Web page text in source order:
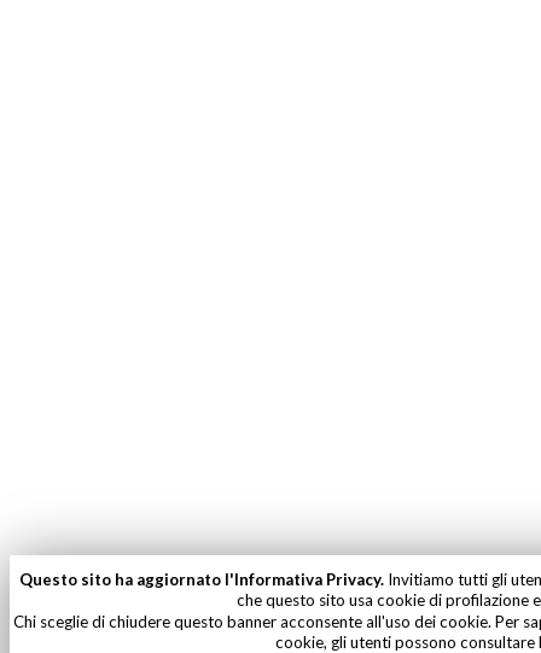
Questo sito ha aggiornato l'Informativa Privacy.Invitiamo tutti gli
che questo sito usa cookie di profilazione
Chi sceglie di chiudere questo banner acconsente all'uso dei cookie. Per
cookie, gli utenti possono consultare